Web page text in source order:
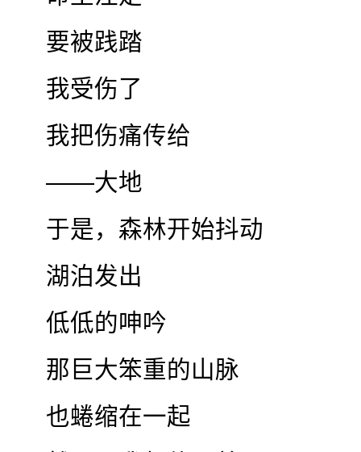
要被践踏
我受伤了
我把伤痛传给
——大地
于是，森林开始抖动
湖泊发出
低低的呻吟
那巨大笨重的山脉
也蜷缩在一起